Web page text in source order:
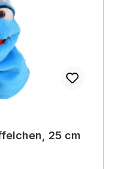
KGKurt A.
85
25 cm